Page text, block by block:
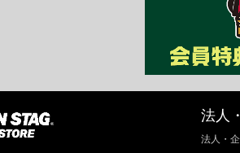
法人
法人・